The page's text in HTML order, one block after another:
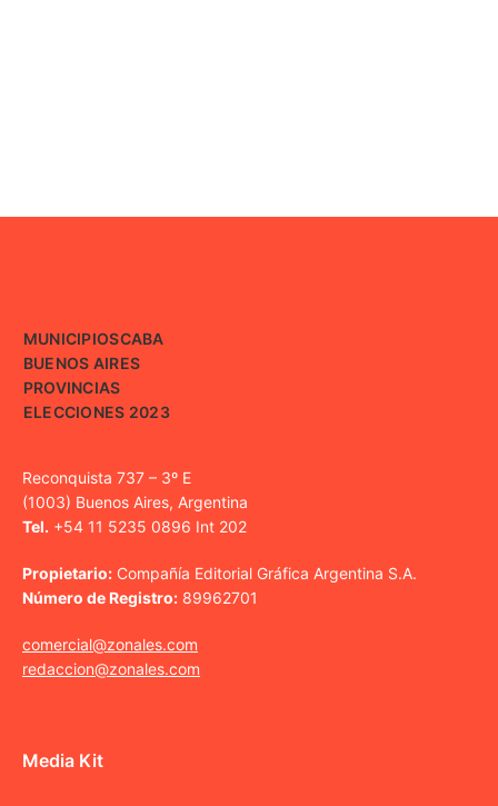
MUNICIPIOSCABA
BUENOS AIRES
PROVINCIAS
ELECCIONES 2023
Reconquista 737 – 3º E
(1003) Buenos Aires, Argentina
Tel. +54 11 5235 0896 Int 202
Propietario: Compañía Editorial Gráfica Argentina S.A.
Número de Registro: 89962701
comercial@zonales.com
redaccion@zonales.com
Media Kit